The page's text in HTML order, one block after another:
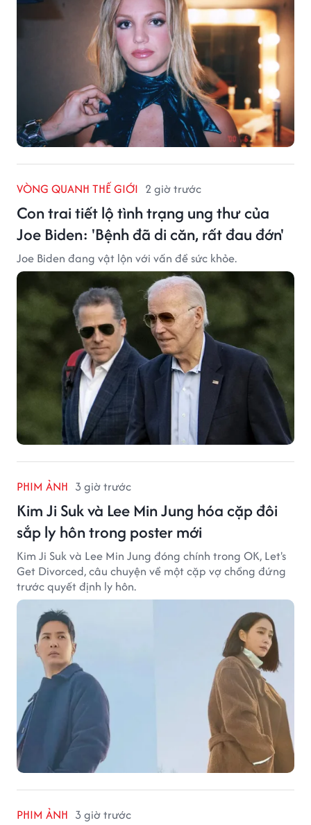
VÒNG QUANH THẾ GIỚI 2 giờ trước
Con trai tiết lộ tình trạng ung thư của
Joe Biden: 'Bệnh đã di căn, rất đau đớn'
Joe Biden đang vật lộn với vấn đề sức khỏe.
PHIM ẢNH 3 giờ trước
Kim Ji Suk và Lee Min Jung hóa cặp đôi
sắp ly hôn trong poster mới
Kim Ji Suk và Lee Min Jung đóng chính trong OK, Let's
Get Divorced, câu chuyện về một cặp vợ chồng đứng
trước quyết định ly hôn.
PHIM ẢNH 3 giờ trước